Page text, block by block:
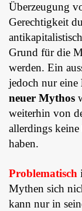
Überzeugung
Gerechtigkeit
Grund für die
werden. Ein
jedoch nur eine
neuer Mythos
weiterhin von
allerdings
haben.
Problematisch
Mythen sich
kann nur in